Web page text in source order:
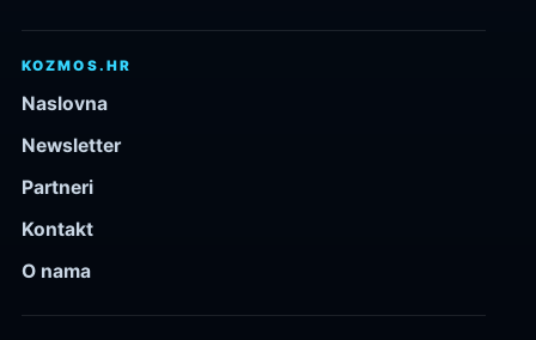
KOZMOS.HR
Naslovna
Newsletter
Partneri
Kontakt
O nama